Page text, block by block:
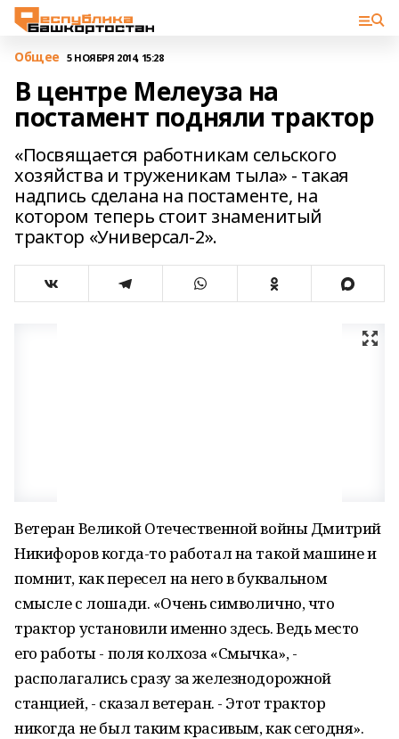
Общее 5 НОЯБРЯ 2014, 15:28
В центре Мелеуза на
постамент подняли трактор
«Посвящается работникам сельского
хозяйства и труженикам тыла» - такая
надпись сделана на постаменте, на
котором теперь стоит знаменитый
трактор «Универсал-2».
Ветеран Великой Отечественной войны Дмитрий
Никифоров когда-то работал на такой машине и
помнит, как пересел на него в буквальном
смысле с лошади. «Очень символично, что
трактор установили именно здесь. Ведь место
его работы - поля колхоза «Смычка», -
располагались сразу за железнодорожной
станцией, - сказал ветеран. - Этот трактор
никогда не был таким красивым, как сегодня».